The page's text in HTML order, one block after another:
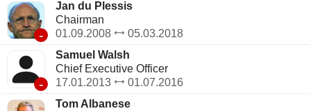
-
Jan du Plessis
Chairman
01.09.2008
05.03.2018
-
Samuel Walsh
Chief Executive Officer
17.01.2013
01.07.2016
Tom Albanese